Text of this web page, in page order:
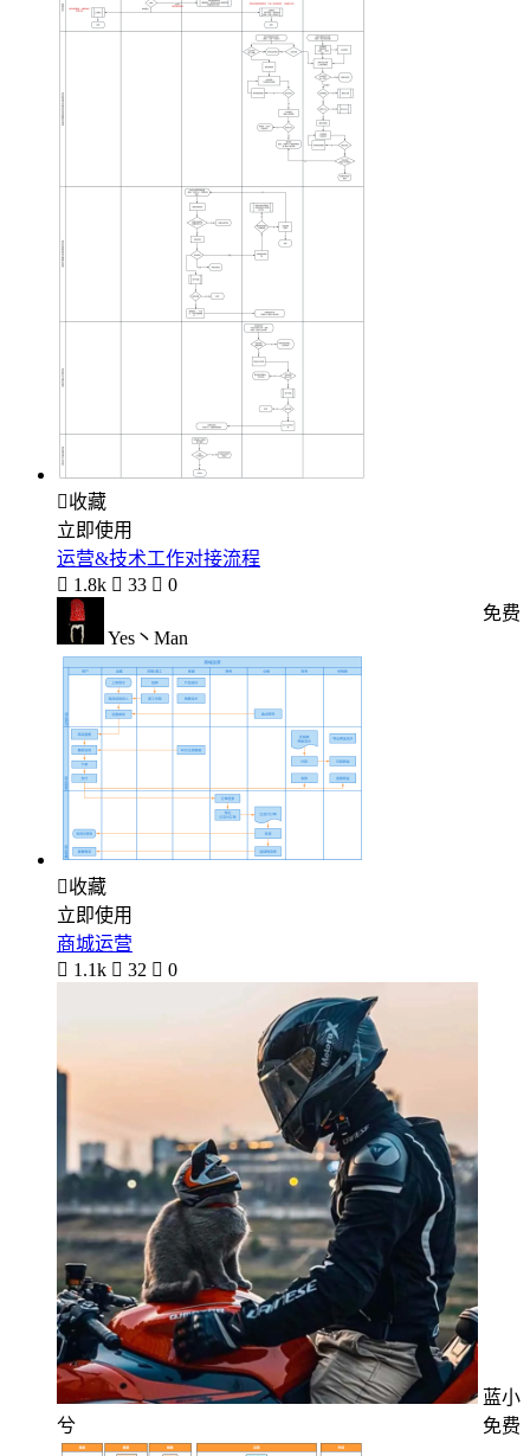
收藏
立即使用
运营&技术工作对接流程
 1.8k  33  0
Yes丶Man
免费
收藏
立即使用
商城运营
 1.1k  32  0
蓝小
兮
免费